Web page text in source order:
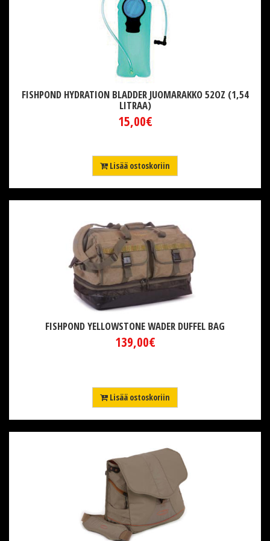
FISHPOND HYDRATION BLADDER JUOMARAKKO 52OZ (1,54
LITRAA)
15,00€
Lisää ostoskoriin
FISHPOND YELLOWSTONE WADER DUFFEL BAG
139,00€
Lisää ostoskoriin